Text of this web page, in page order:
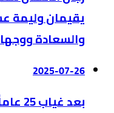
يقيمان وليمة
والسعادة
2025-07-26
بعد غياب 25 عاماً… جمعتنا الصدفة